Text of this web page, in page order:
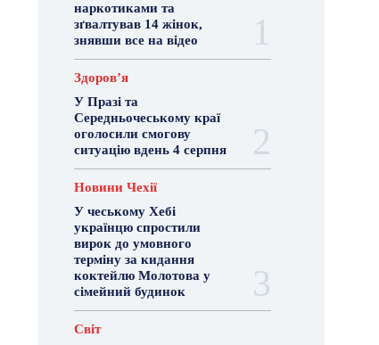
наркотиками та
зґвалтував 14 жінок,
знявши все на відео
Здоровʼя
У Празі та
Середньочеському краї
оголосили смогову
ситуацію вдень 4 серпня
Новини Чехії
У чеському Хебі
українцю спростили
вирок до умовного
терміну за кидання
коктейлю Молотова у
сімейний будинок
Світ